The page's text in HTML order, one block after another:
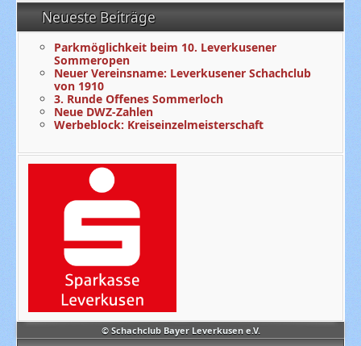
© Schachclub Bayer Leverkusen e.V.
Neueste Beiträge
Parkmöglichkeit beim 10. Leverkusener
Sommeropen
Neuer Vereinsname: Leverkusener Schachclub
von 1910
3. Runde Offenes Sommerloch
Neue DWZ-Zahlen
Werbeblock: Kreiseinzelmeisterschaft